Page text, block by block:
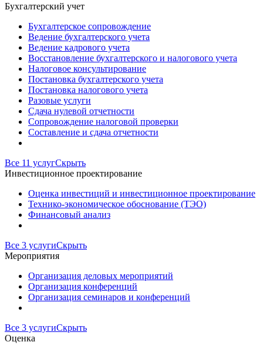
Бухгалтерский учет
Бухгалтерское сопровождение
Ведение бухгалтерского учета
Ведение кадрового учета
Восстановление бухгалтерского и налогового учета
Налоговое консультирование
Постановка бухгалтерского учета
Постановка налогового учета
Разовые услуги
Сдача нулевой отчетности
Сопровождение налоговой проверки
Составление и сдача отчетности
Все 11 услугСкрыть
Инвестиционное проектирование
Оценка инвестиций и инвестиционное проектирование
Технико-экономическое обоснование (ТЭО)
Финансовый анализ
Все 3 услугиСкрыть
Мероприятия
Организация деловых мероприятий
Организация конференций
Организация семинаров и конференций
Все 3 услугиСкрыть
Оценка